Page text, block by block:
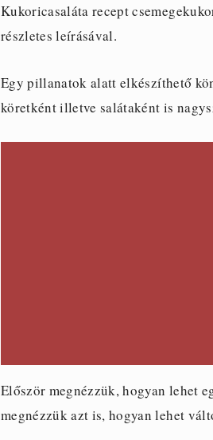
Kukoricasaláta recept
részletes leírásával.
Egy pillanatok alatt elkészíthető
köretként illetve salátaként is
Először megnézzük, hogyan lehet
megnézzük azt is, hogyan lehet